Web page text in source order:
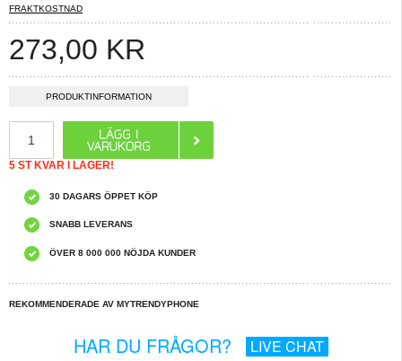
FRAKTKOSTNAD
273,00 KR
PRODUKTINFORMATION
5 ST KVAR I LAGER!
30 DAGARS ÖPPET KÖP
SNABB LEVERANS
ÖVER 8 000 000 NÖJDA KUNDER
REKOMMENDERADE AV MYTRENDYPHONE
HAR DU FRÅGOR? LIVE CHAT